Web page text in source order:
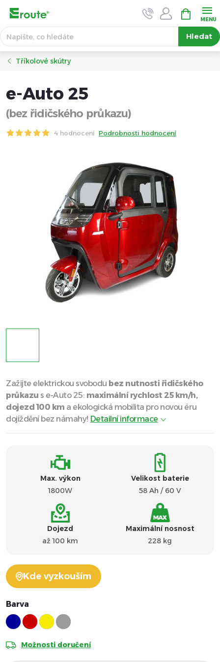
obsah
Hledat
NÁKUPNÍ
KOŠÍK
Tříkolové skútry
e-Auto 25
(bez řidičského průkazu)
4 hodnocení Podrobnosti hodnocení
Zažijte elektrickou svobodu bez nutnosti řidičského
průkazu s e-Auto 25: maximální rychlost 25 km/h,
dojezd 100 km a ekologická mobilita pro novou éru
dojíždění bez námahy! Detailní informace
Max. výkon
1800W
Velikost baterie
58 Ah / 60 V
Dojezd
až 100 km
Maximální nosnost
228 kg
Kde vyzkouším
Barva
Možnosti doručení